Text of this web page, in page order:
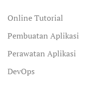
Online Tutorial
Pembuatan Aplikasi
Perawatan Aplikasi
DevOps